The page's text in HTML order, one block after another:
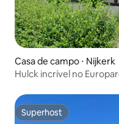
Casa de campo ⋅ Nijkerk
Hulck incrível no
Superhost
Superhost